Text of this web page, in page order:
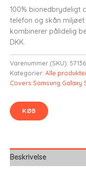
100% bionedbrydeligt
telefon og skån
kombinerer pålidelig
DKK.
Varenummer (SKU):
Kategorier: Alle
Covers Samsung Galaxy
KØB
Beskrivelse